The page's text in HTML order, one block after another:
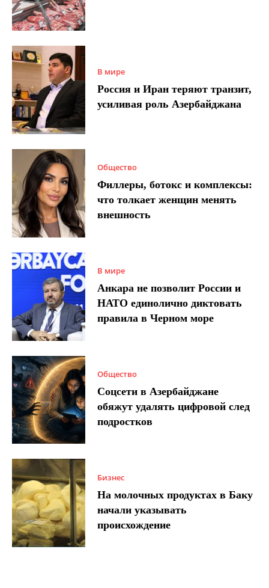
В мире
Россия и Иран теряют транзит,
усиливая роль Азербайджана
Общество
Филлеры, ботокс и комплексы:
что толкает женщин менять
внешность
В мире
Анкара не позволит России и
НАТО единолично диктовать
правила в Черном море
Общество
Соцсети в Азербайджане
обяжут удалять цифровой след
подростков
Бизнес
На молочных продуктах в Баку
начали указывать
происхождение